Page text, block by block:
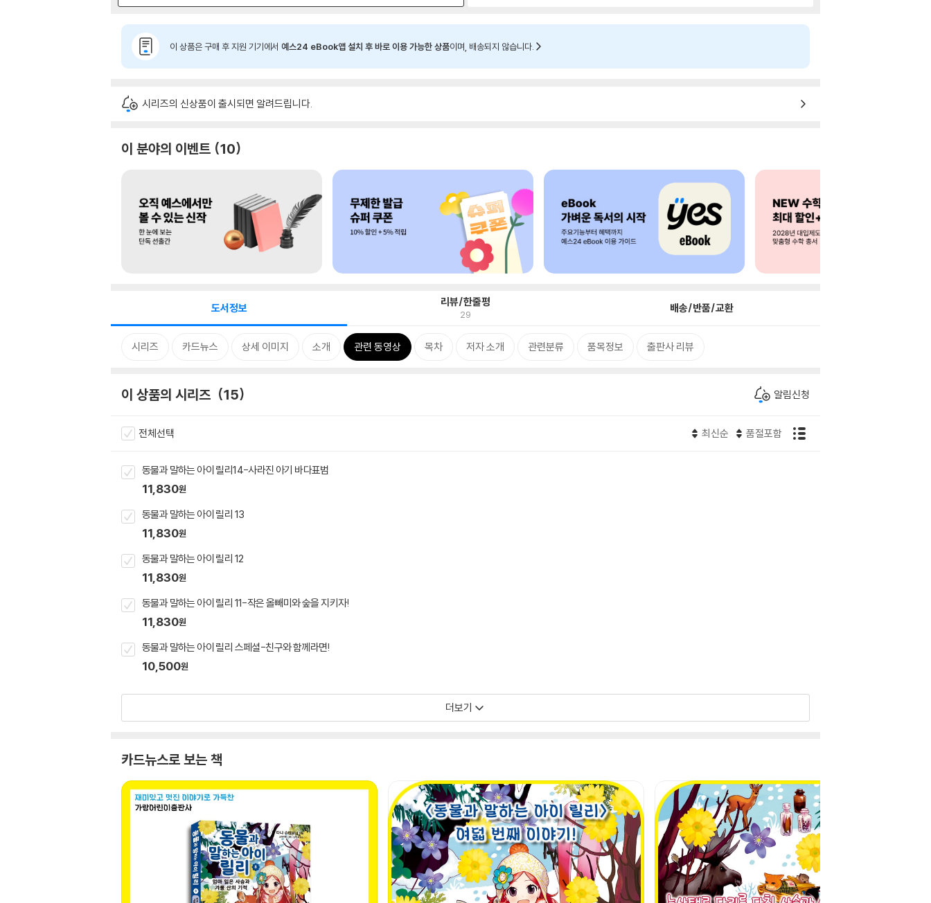
이 상품은 구매 후 지원 기기에서 예스24 eBook앱 설치 후 바로 이용 가능한 상품이며, 배송되지 않습니다.
시리즈의 신상품이 출시되면 알려드립니다.
이 분야의 이벤트 10
도서정보 리뷰/한줄평
29 배송/반품/교환
시리즈 카드뉴스 상세 이미지 소개 관련 동영상 목차 저자 소개 관련분류 품목정보 출판사 리뷰
이 상품의 시리즈 15 알림신청
전체선택 최신순 품절포함
동물과 말하는 아이 릴리14-사라진 아기 바다표범
11,830원
동물과 말하는 아이 릴리 13
11,830원
동물과 말하는 아이 릴리 12
11,830원
동물과 말하는 아이 릴리 11-작은 올빼미와 숲을 지키자!
11,830원
동물과 말하는 아이 릴리 스페셜-친구와 함께라면!
10,500원
더보기
카드뉴스로 보는 책